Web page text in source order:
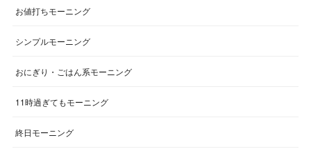
お値打ちモーニング
シンプルモーニング
おにぎり・ごはん系モーニング
11時過ぎてもモーニング
終日モーニング